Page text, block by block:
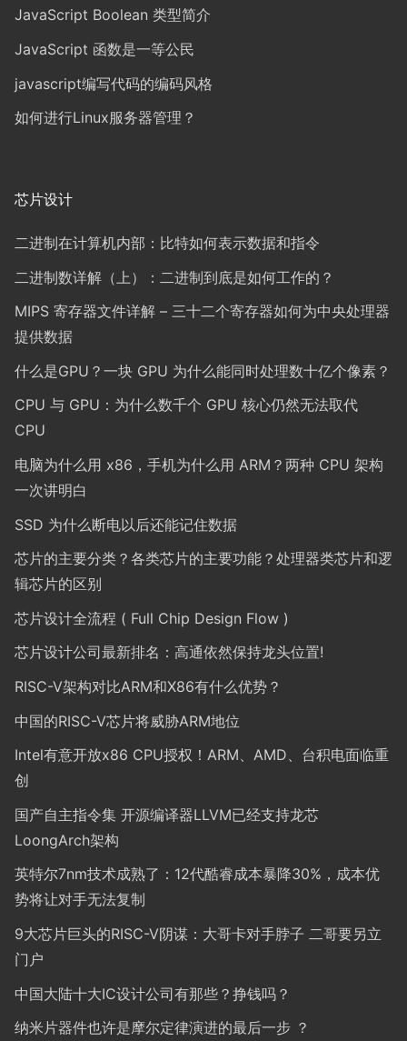
JavaScript Boolean 类型简介
JavaScript 函数是一等公民
javascript编写代码的编码风格
如何进行Linux服务器管理？
芯片设计
二进制在计算机内部：比特如何表示数据和指令
二进制数详解（上）：二进制到底是如何工作的？
MIPS 寄存器文件详解 – 三十二个寄存器如何为中央处理器
提供数据
什么是GPU？一块 GPU 为什么能同时处理数十亿个像素？
CPU 与 GPU：为什么数千个 GPU 核心仍然无法取代
CPU
电脑为什么用 x86，手机为什么用 ARM？两种 CPU 架构
一次讲明白
SSD 为什么断电以后还能记住数据
芯片的主要分类？各类芯片的主要功能？处理器类芯片和逻
辑芯片的区别
芯片设计全流程 ( Full Chip Design Flow )
芯片设计公司最新排名：高通依然保持龙头位置!
RISC-V架构对比ARM和X86有什么优势？
中国的RISC-V芯片将威胁ARM地位
Intel有意开放x86 CPU授权！ARM、AMD、台积电面临重
创
国产自主指令集 开源编译器LLVM已经支持龙芯
LoongArch架构
英特尔7nm技术成熟了：12代酷睿成本暴降30%，成本优
势将让对手无法复制
9大芯片巨头的RISC-V阴谋：大哥卡对手脖子 二哥要另立
门户
中国大陆十大IC设计公司有那些？挣钱吗？
纳米片器件也许是摩尔定律演进的最后一步 ？